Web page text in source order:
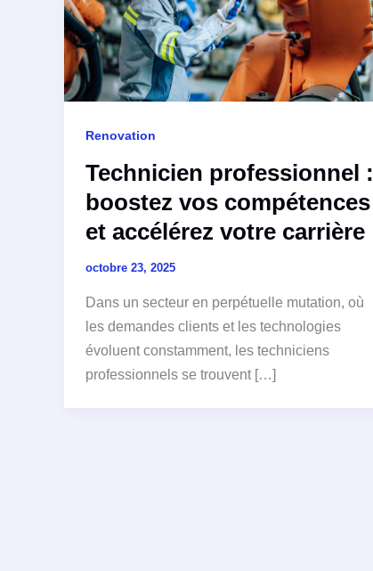
Renovation
Technicien professionnel :
boostez vos compétences
et accélérez votre carrière
octobre 23, 2025
Dans un secteur en perpétuelle mutation, où
les demandes clients et les technologies
évoluent constamment, les techniciens
professionnels se trouvent […]